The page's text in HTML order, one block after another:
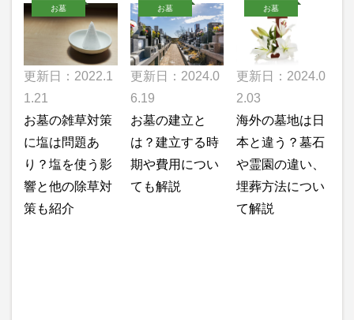
お墓
更新日：2022.1
1.21
お墓の雑草対策
に塩は問題あ
り？塩を使う影
響と他の除草対
策も紹介
お墓
更新日：2024.0
6.19
お墓の建立と
は？建立する時
期や費用につい
ても解説
お墓
更新日：2024.0
2.03
海外の墓地は日
本と違う？墓石
や霊園の違い、
埋葬方法につい
て解説